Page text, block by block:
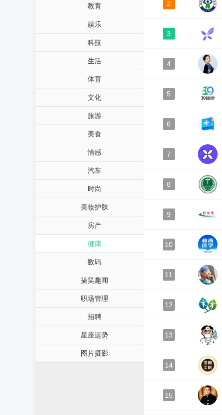
教育
娱乐
科技
生活
体育
文化
旅游
美食
情感
汽车
时尚
美妆护肤
房产
健康
数码
搞笑趣闻
职场管理
招聘
星座运势
图片摄影
2
3
4
5
6
7
8
9
10
11
12
13
14
15